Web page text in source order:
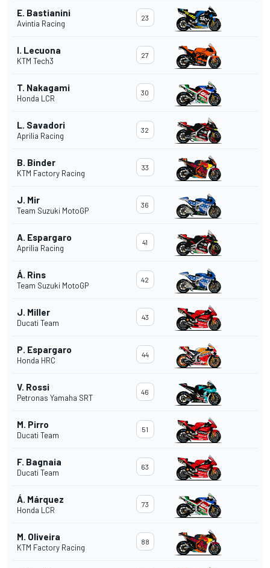
E. Bastianini
Avintia Racing
23
I. Lecuona
KTM Tech3
27
T. Nakagami
Honda LCR
30
L. Savadori
Aprilia Racing
32
B. Binder
KTM Factory Racing
33
J. Mir
Team Suzuki MotoGP
36
A. Espargaro
Aprilia Racing
41
Á. Rins
Team Suzuki MotoGP
42
J. Miller
Ducati Team
43
P. Espargaro
Honda HRC
44
V. Rossi
Petronas Yamaha SRT
46
M. Pirro
Ducati Team
51
F. Bagnaia
Ducati Team
63
Á. Márquez
Honda LCR
73
M. Oliveira
KTM Factory Racing
88